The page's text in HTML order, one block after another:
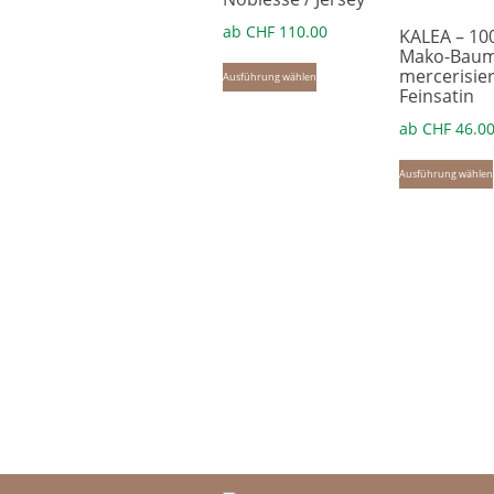
ab CHF 110.00
Ausführung wählenDieses
Produkt
KALEA –
Mako-
Feinsatin
abCHF 46.00
Ausführung wählen